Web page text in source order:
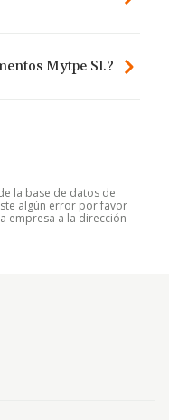
Mytpe Sl.?
la base de datos de
algún error por favor
empresa a la dirección